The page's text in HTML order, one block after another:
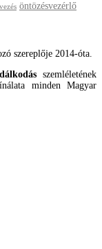
öntözésvezérlő
szereplője 2014-óta.
szemléletének
minden Magyar